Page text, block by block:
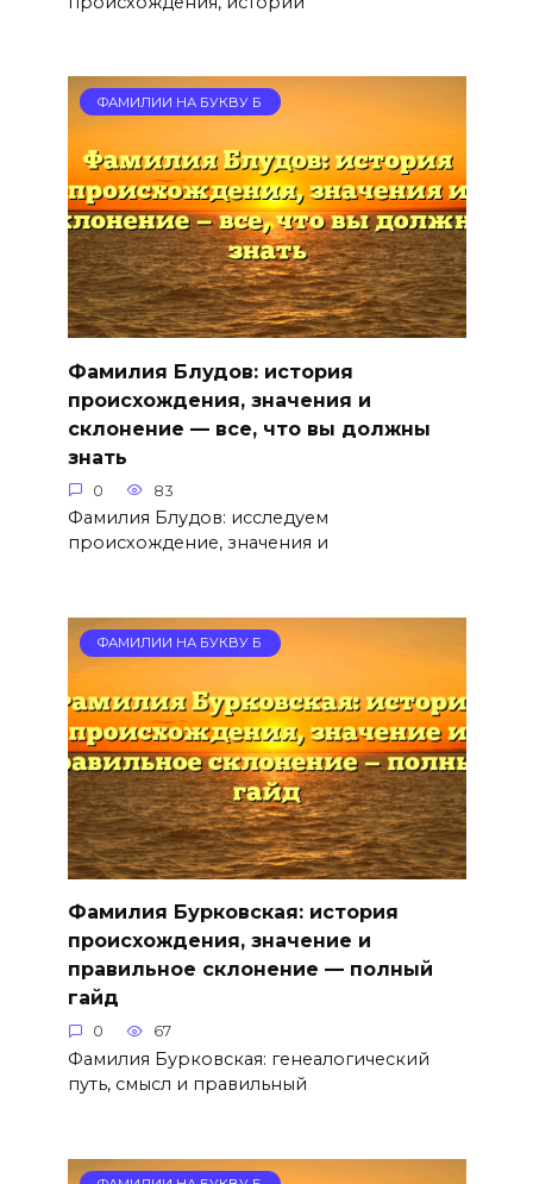
ФАМИЛИИ НА БУКВУ Б
Фамилия Блудов: история
происхождения, значения и
склонение — все, что вы должны
знать
0 83
Фамилия Блудов: исследуем
происхождение, значения и
ФАМИЛИИ НА БУКВУ Б
Фамилия Бурковская: история
происхождения, значение и
правильное склонение — полный
гайд
0 67
Фамилия Бурковская: генеалогический
путь, смысл и правильный